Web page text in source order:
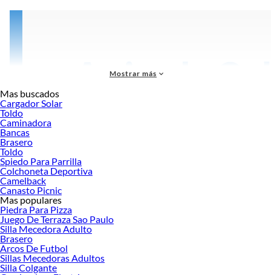
Las herramientas manuales
sea para bricolaje en casa, reparaciones en el trabajo o proyectos profesionales.
Esta categoría abarca una variedad de herramientas diseñadas para trabajar con
precisión y eficiencia en diferentes materiales y situaciones. Entre las categorías
comunes se encuentran dados, destornilladores, serruchos, alicates, llaves,
martillos, entre otros. Marcas como Bauker, Bahco y Black+Decker ofrecen una
Mostrar más
Mas buscados
Cargador Solar
Toldo
Caminadora
Bancas
Brasero
Toldo
Spiedo Para Parrilla
Colchoneta Deportiva
Camelback
Canasto Picnic
Mas populares
Piedra Para Pizza
Juego De Terraza Sao Paulo
Silla Mecedora Adulto
Brasero
Arcos De Futbol
Sillas Mecedoras Adultos
Silla Colgante